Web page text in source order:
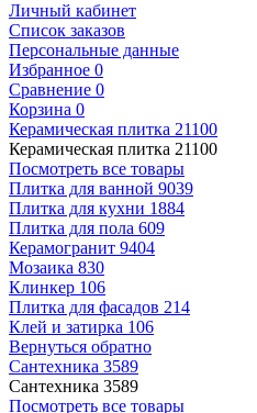
Личный кабинет
Список заказов
Персональные данные
Избранное 0
Сравнение 0
Корзина 0
Керамическая плитка 21100
Керамическая плитка 21100
Посмотреть все товары
Плитка для ванной 9039
Плитка для кухни 1884
Плитка для пола 609
Керамогранит 9404
Мозаика 830
Клинкер 106
Плитка для фасадов 214
Клей и затирка 106
Вернуться обратно
Сантехника 3589
Сантехника 3589
Посмотреть все товары